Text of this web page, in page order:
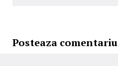
Posteaza comentariu